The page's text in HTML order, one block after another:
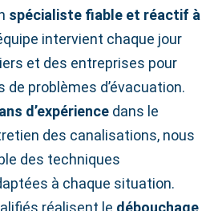
spécialiste fiable et réactif à
intervient chaque jour
et des entreprises pour
problèmes d’évacuation.
d’expérience dans le
des canalisations, nous
des techniques
à chaque situation.
réalisent le débouchage